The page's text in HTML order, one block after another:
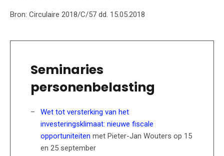
Bron: Circulaire 2018/C/57 dd. 15.05.2018
Seminaries
personenbelasting
Wet tot versterking van het
investeringsklimaat: nieuwe fiscale
opportuniteiten met Pieter-Jan Wouters op 15
en 25 september